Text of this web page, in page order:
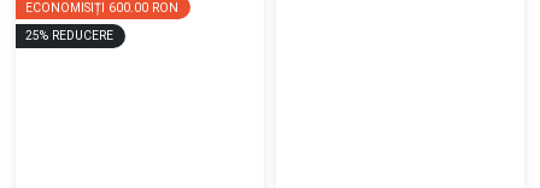
ECONOMISIȚI 600.00 RON
25% REDUCERE